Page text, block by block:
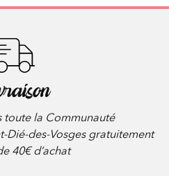
toute la Communauté
Dié-des-Vosges gratuitement
40€ d’achat